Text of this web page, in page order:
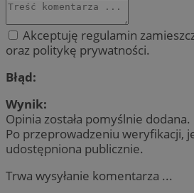
Akceptuję regulamin
oraz politykę prywatności.
Błąd:
Wynik:
Opinia została pomyślnie dodana.
Po przeprowadzeniu weryfikacji,
udostępniona publicznie.
Trwa wysyłanie komentarza ...